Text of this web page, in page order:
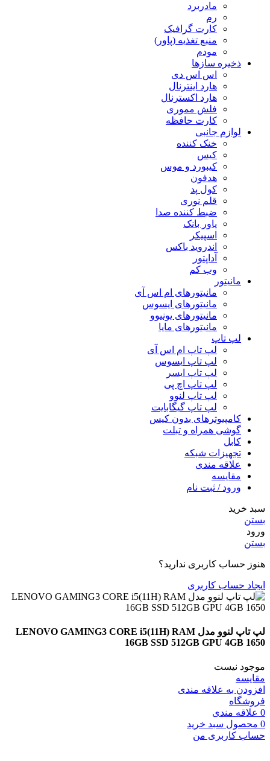
مادربرد
رم
کارت گرافیک
منبع تغذیه (پاور)
مودم
ذخیره سازها
اس اس دی
هارد اینترنال
هارد اکسترنال
فلش مموری
کارت حافظه
لوازم جانبی
خنک کننده
کیس
کیبورد و موس
هدفون
کول پد
قلم نوری
ضبط کننده صدا
پاور بانک
اسپیکر
اندروید باکس
آداپتور
وب کم
مانیتور
مانیتورهای ام اس آی
مانیتورهای ایسوس
مانیتورهای یونیوو
مانیتورهای مایا
لپ تاپ
لپ تاپ ام اس آی
لپ تاپ ایسوس
لپ تاپ ایسر
لپ تاپ اچ پی
لپ تاپ لنوو
لپ تاپ گیگابایت
کامپیوترهای بدون کیس
گوشی همراه و تبلت
کابل
تجهیزات شبکه
علاقه مندی
مقایسه
ورود / ثبت نام
سبد خرید
بستن
ورود
بستن
هنوز حساب کاربری ندارید؟
ایجاد حساب کاربری
لپ تاپ لنوو مدل LENOVO GAMING3 CORE i5(11H) RAM
16GB SSD 512GB GPU 4GB 1650
موجود نیست
مقایسه
افزودن به علاقه مندی
فروشگاه
0 علاقه مندی
0 محصول سبد خرید
حساب کاربری من